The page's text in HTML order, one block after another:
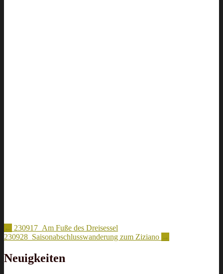
Artikel-
Navigation
← 230917_Am Fuße des Dreisessel
230928_Saisonabschlusswanderung zum Ziziano →
Neuigkeiten